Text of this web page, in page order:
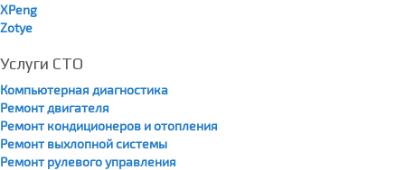
XPeng
Zotye
Услуги СТО
Компьютерная диагностика
Ремонт двигателя
Ремонт кондиционеров и отопления
Ремонт выхлопной системы
Ремонт рулевого управления